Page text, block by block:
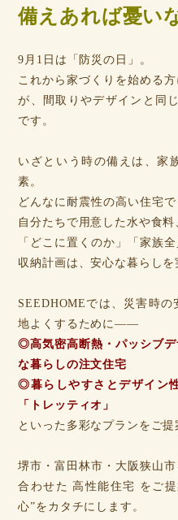
備えあれば憂い
9月1日は「防災の日」。
これから家づくりを始める
が、間取りやデザインと同
です。
いざという時の備えは、家
素。
どんなに耐震性の高い住宅
自分たちで用意した水や食料
「どこに置くのか」「家族
収納計画は、安心な暮らしを
SEEDHOMEでは、災害時
地よくするために――
◎高気密高断熱・パッシブ
な暮らしの注文住宅
◎暮らしやすさとデザイン
「トレッティオ」
といった多彩なプランをご提
堺市・富田林市・大阪狭山
合わせた 高性能住宅 をご
心”をカタチにします。